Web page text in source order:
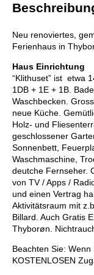
Neu renoviertes,
Ferienhaus in
Haus Einrichtung
“Klithuset” ist etwa
1DB + 1E + 1B.
Waschbecken.
neue Küche.
Holz- und
geschlossener
Sonnenbett,
Waschmaschine,
deutche Fernseher.
von TV / Apps /
und einen Vertrag
Aktivitätsraum mit
Billard. Auch Gratis
Thyborøn.
Beachten Sie:
KOSTENLOSEN